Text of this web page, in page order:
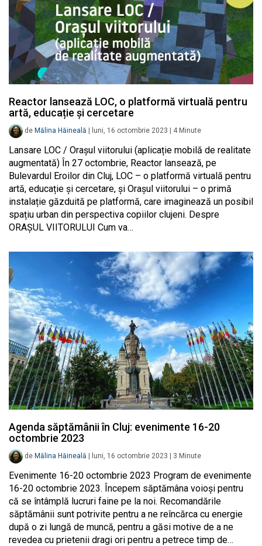
Reactor lansează LOC, o platformă virtuală pentru
artă, educație și cercetare
de Mălina Hăineală luni, 16 octombrie 2023 4 Minute
Lansare LOC / Orașul viitorului (aplicație mobilă de realitate
augmentată) În 27 octombrie, Reactor lansează, pe
Bulevardul Eroilor din Cluj, LOC – o platformă virtuală pentru
artă, educație și cercetare, și Orașul viitorului – o primă
instalație găzduită pe platformă, care imaginează un posibil
spațiu urban din perspectiva copiilor clujeni. Despre
ORAȘUL VIITORULUI Cum va…
Agenda săptămânii în Cluj: evenimente 16-20
octombrie 2023
de Mălina Hăineală luni, 16 octombrie 2023 3 Minute
Evenimente 16-20 octombrie 2023 Program de evenimente
16-20 octombrie 2023. Începem săptămâna voioși pentru
că se întâmplă lucruri faine pe la noi. Recomandările
săptămânii sunt potrivite pentru a ne reîncărca cu energie
după o zi lungă de muncă, pentru a găsi motive de a ne
revedea cu prietenii dragi ori pentru a petrece timp de…